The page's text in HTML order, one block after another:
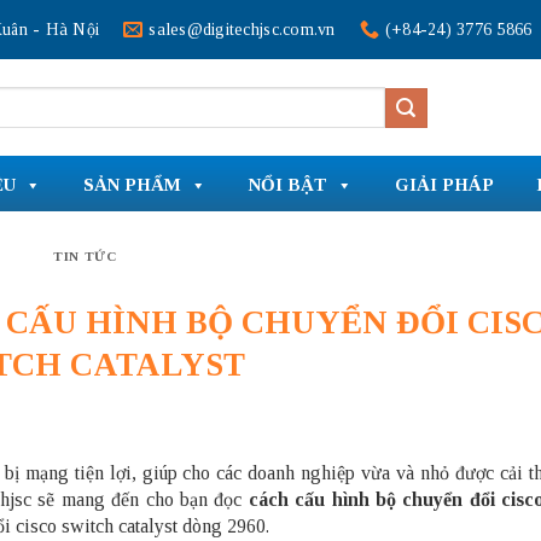
- Hà Nội sales@digitechjsc.com.vn (+84-24) 3776 5866
SẢN PHẨM NỔI BẬT GIẢI PHÁP
TIN TỨC
HÌNH BỘ CHUYỂN ĐỔI
CATALYST
mạng tiện lợi, giúp cho các doanh nghiệp vừa và nhỏ được cải
sẽ mang đến cho bạn đọc cách cấu hình bộ chuyển đổi
cisco switch catalyst dòng 2960.